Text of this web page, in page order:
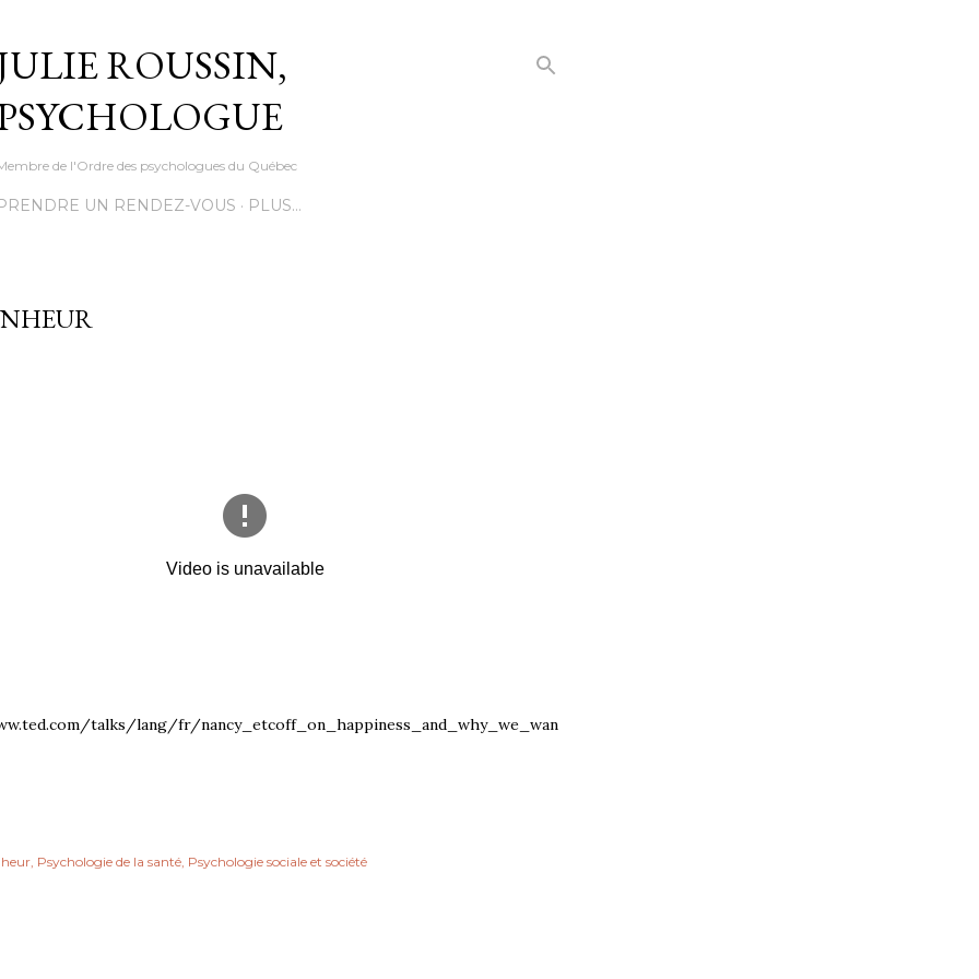
ROUSSIN,
de l'Ordre des psychologues du Québec
UN RENDEZ-VOUS PLUS…
talks/lang/fr/nancy_etcoff_on_happiness_and_why_we_wan
Psychologie de la santé Psychologie sociale et société